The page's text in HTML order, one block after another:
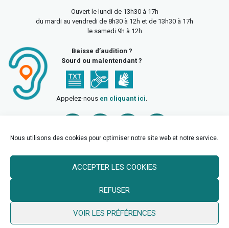
Nous utilisons des cookies pour optimiser notre site web et notre service.
ACCEPTER LES COOKIES
REFUSER
VOIR LES PRÉFÉRENCES
Ouvert le lundi de 13h30 à 17h
du mardi au vendredi de 8h30 à 12h et de 13h30 à 17h
le samedi 9h à 12h
Baisse d’audition ?
Sourd ou malentendant ?
Appelez-nous en cliquant ici.
© 2026 Ville de Billy Berclau —neoweb.fr